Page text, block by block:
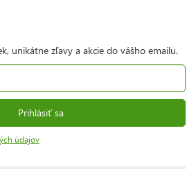
unikátne zľavy a akcie do vášho emailu.
Prihlásiť sa
údajov